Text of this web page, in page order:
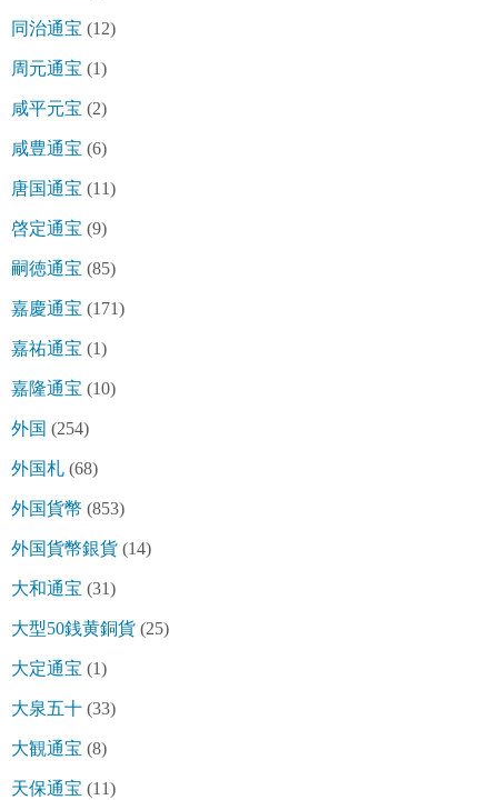
同治通宝 (12)
周元通宝 (1)
咸平元宝 (2)
咸豊通宝 (6)
唐国通宝 (11)
啓定通宝 (9)
嗣徳通宝 (85)
嘉慶通宝 (171)
嘉祐通宝 (1)
嘉隆通宝 (10)
外国 (254)
外国札 (68)
外国貨幣 (853)
外国貨幣銀貨 (14)
大和通宝 (31)
大型50銭黄銅貨 (25)
大定通宝 (1)
大泉五十 (33)
大観通宝 (8)
天保通宝 (11)